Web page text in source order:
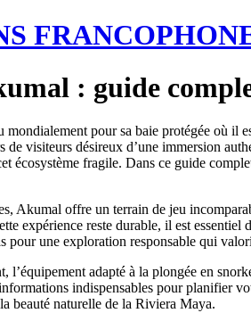
: guide
pour sa baie protégée où il
visiteurs désireux d’une immersion
écosystème fragile. Dans ce guide
Akumal offre un terrain de jeu
expérience reste durable, il est
pour une exploration responsable qui
l’équipement adapté à la plongée en
indispensables pour planifier
beauté naturelle de la Riviera Maya.